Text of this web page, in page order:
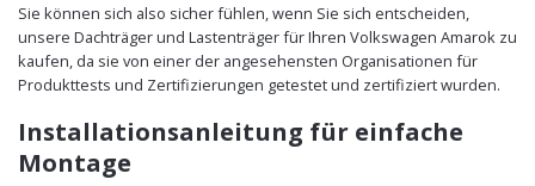
Sie können sich also sicher fühlen, wenn Sie sich entscheiden,
unsere Dachträger und Lastenträger für Ihren Volkswagen Amarok zu
kaufen, da sie von einer der angesehensten Organisationen für
Produkttests und Zertifizierungen getestet und zertifiziert wurden.
Installationsanleitung für einfache
Montage